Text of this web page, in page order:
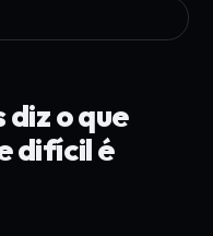
o que
difícil é